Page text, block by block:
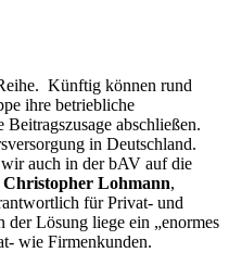
Künftig können rund
ihre betriebliche
abschließen.
in Deutschland.
auch in der bAV auf die
Christopher Lohmann,
für Privat- und
Lösung liege ein „enormes
wie Firmenkunden.